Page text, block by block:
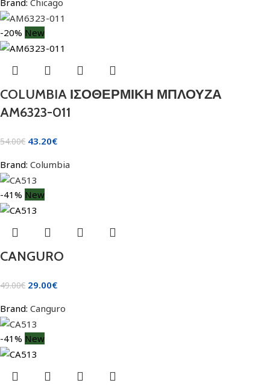
-20% New
COLUMBIA ΙΣΟΘΕΡΜΙΚΗ ΜΠΛΟΥΖΑ
AM6323-011
54.00€ 43.20€
Brand: Columbia
-41% New
CANGURO
49.00€ 29.00€
Brand: Canguro
-41% New